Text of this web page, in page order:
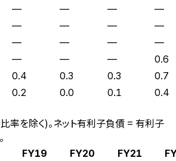
— — — —
— — — —
— — — —
— — — 0.6
0.4 0.3 0.3 0.7
0.2 0.0 0.1 0.4
率を除く)。ネット有利子負債 = 有利子
FY19 FY20 FY21